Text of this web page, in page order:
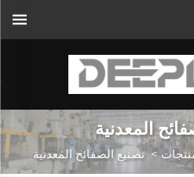
المعدنية
>تصنيع الصفائح المعدنية